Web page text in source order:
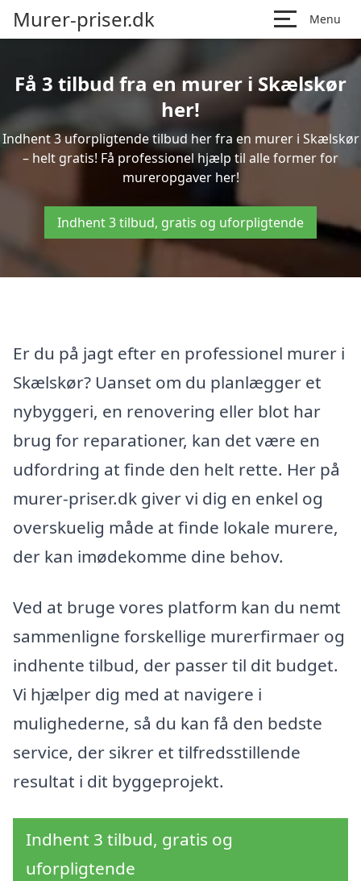
Murer-priser.dk Menu
Få 3 tilbud fra en murer i Skælskør
her!
Indhent 3 uforpligtende tilbud her fra en murer i Skælskør
– helt gratis! Få professionel hjælp til alle former for
mureropgaver her!
Indhent 3 tilbud, gratis og uforpligtende
Er du på jagt efter en professionel murer i
Skælskør? Uanset om du planlægger et
nybyggeri, en renovering eller blot har
brug for reparationer, kan det være en
udfordring at finde den helt rette. Her på
murer-priser.dk giver vi dig en enkel og
overskuelig måde at finde lokale murere,
der kan imødekomme dine behov.
Ved at bruge vores platform kan du nemt
sammenligne forskellige murerfirmaer og
indhente tilbud, der passer til dit budget.
Vi hjælper dig med at navigere i
mulighederne, så du kan få den bedste
service, der sikrer et tilfredsstillende
resultat i dit byggeprojekt.
Indhent 3 tilbud, gratis og
uforpligtende